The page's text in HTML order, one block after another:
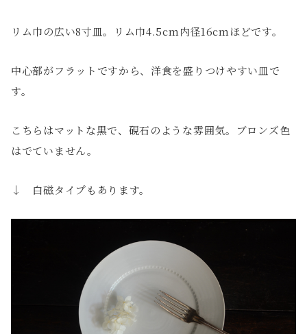
リム巾の広い8寸皿。リム巾4.5cm内径16cmほどです。
中心部がフラットですから、洋食を盛りつけやすい皿で
す。
こちらはマットな黒で、硯石のような雰囲気。ブロンズ色
はでていません。
↓ 白磁タイプもあります。